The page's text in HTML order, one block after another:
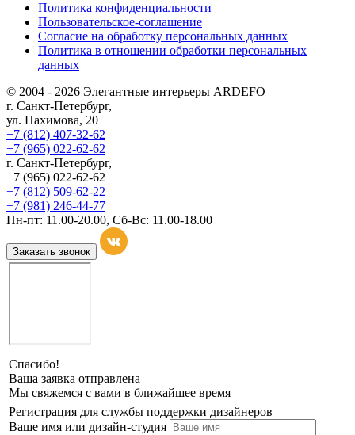
Политика конфиденциальности
Пользовательское-соглашение
Согласие на обработку персональных данных
Политика в отношении обработки персональных
данных
© 2004 - 2026 Элегантные интерьеры ARDEFO
г. Санкт-Петербург,
ул. Нахимова, 20
+7 (812) 407-32-62
+7 (965) 022-62-62
г. Санкт-Петербург,
+7 (965) 022-62-62
+7 (812) 509-62-22
+7 (981) 246-44-77
Пн-пт: 11.00-20.00, Сб-Вс: 11.00-18.00
Заказать звонок
Спасибо!
Ваша заявка отправлена
Мы свяжемся с вами в ближайшее время
Регистрация для службы поддержки дизайнеров
Ваше имя или дизайн-студия